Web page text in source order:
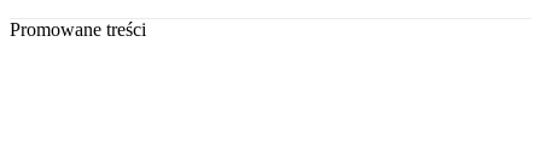
Promowane treści